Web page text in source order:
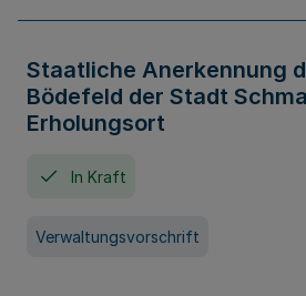
Staatliche Anerkennung
Bödefeld der Stadt
Erholungsort
In Kraft
Verwaltungsvorschrift